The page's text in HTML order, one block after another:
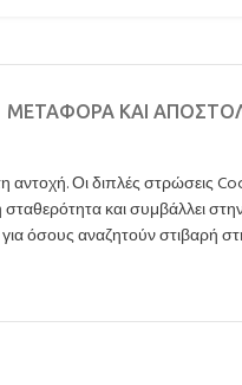
ΜΕΤΑΦΟΡΆ ΚΑΙ
αντοχή. Οι διπλές στρώσεις
σταθερότητα και συμβάλλει
όσους αναζητούν στιβαρή